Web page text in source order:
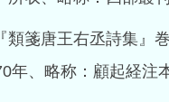
類箋唐王右丞詩集』
年、略称：顧起経注